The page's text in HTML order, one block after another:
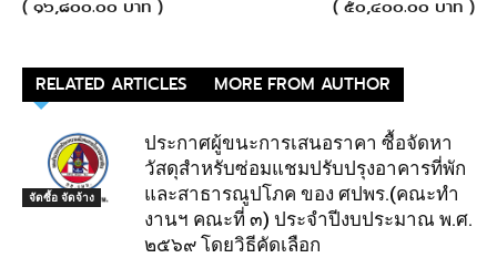
( ๑๖,๘๐๐.๐๐ บาท )
( ๕๐,๔๐๐.๐๐ บาท )
RELATED ARTICLES MORE FROM AUTHOR
จัดซื้อ จัดจ้าง
ประกาศผู้ขนะการเสนอราคา ซื้อจัดหา
วัสดุสำหรับซ่อมแชมปรับปรุงอาคารที่พัก
และสาธารณูปโภค ของ ศปพร.(คณะทำ
งานฯ คณะที่ ๓) ประจำปีงบประมาณ พ.ศ.
๒๕๖๙ โดยวิธีคัดเลือก